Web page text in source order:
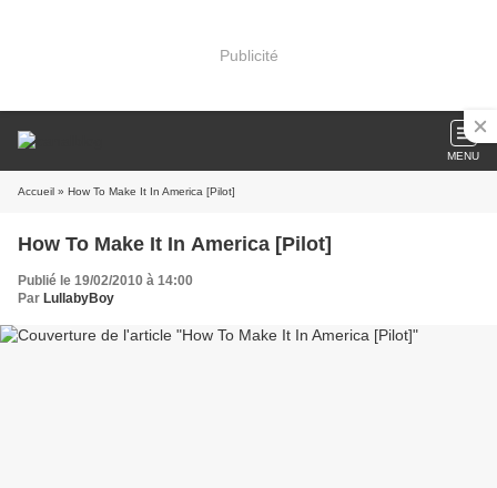
Publicité
MENU
Accueil » How To Make It In America [Pilot]
How To Make It In America [Pilot]
Publié le 19/02/2010 à 14:00
Par LullabyBoy